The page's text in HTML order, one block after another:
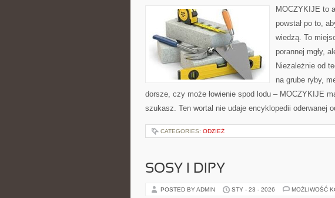
MOCZYKIJE to
powstał po to,
wiedzą. To
porannej mgły,
Niezależnie od
na grube ryby,
dorsze, czy może łowienie spod lodu – MOCZYKIJE
szukasz. Ten wortal nie udaje encyklopedii oderwanej
CATEGORIES: ODZIEŻ
SOSY I DIPY
POSTED BY ADMIN STY - 23 - 2026 MOŻLIWOŚĆ